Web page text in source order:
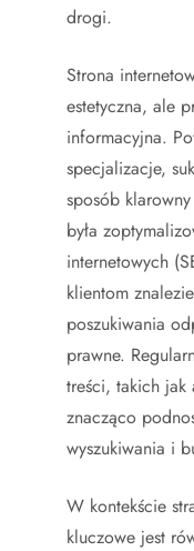
drogi.
Strona
estetyczna, ale
informacyjna.
specjalizacje,
sposób
była
internetowych
klientom
poszukiwania
prawne.
treści, takich jak
znacząco
wyszukiwania i
W kontekście
kluczowe jest